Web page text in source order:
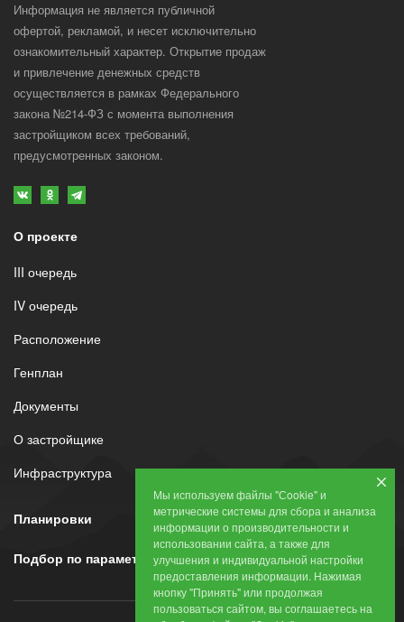
Информация не является публичной
офертой, рекламой, и несет исключительно
ознакомительный характер. Открытие продаж
и привлечение денежных средств
осуществляется в рамках Федерального
закона №214-ФЗ с момента выполнения
застройщиком всех требований,
предусмотренных законом.
О проекте
III очередь
IV очередь
Расположение
Генплан
Документы
О застройщике
Инфраструктура
Планировки
Подбор по параметрам
Мы используем файлы "Сookie" и
метрические системы для сбора и анализа
информации о производительности и
использовании сайта, а также для
улучшения и индивидуальной настройки
предоставления информации. Нажимая
кнопку "Принять" или продолжая
пользоваться сайтом, вы соглашаетесь на